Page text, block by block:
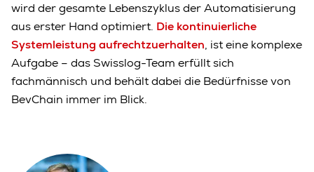
wird der gesamte Lebenszyklus der Automatisierung
aus erster Hand optimiert. Die kontinuierliche
Systemleistung aufrechtzuerhalten, ist eine komplexe
Aufgabe – das Swisslog-Team erfüllt sich
fachmännisch und behält dabei die Bedürfnisse von
BevChain immer im Blick.